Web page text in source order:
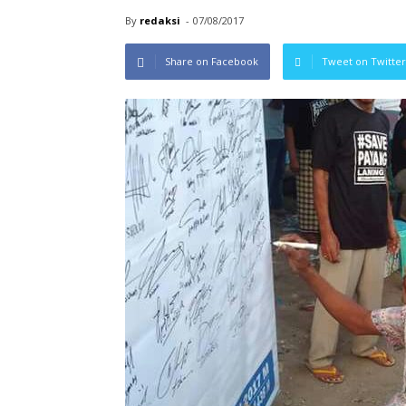
By redaksi - 07/08/2017
Share on Facebook Tweet on Twitter